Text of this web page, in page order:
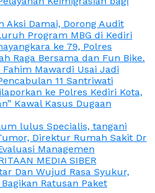
Aksi Damai, Dorong Audit
Program MBG di Kediri
ke 79, Polres
Raga Bersama dan Fun Bike.
Mawardi Usai Jadi
11 Santriwati
ke Polres Kediri Kota,
Kawal Kasus Dugaan
lulus Specialis, tangani
Direktur Rumah Sakit Dr
Managemen
MEDIA SIBER
Dan Wujud Rasa Syukur,
Bagikan Ratusan Paket